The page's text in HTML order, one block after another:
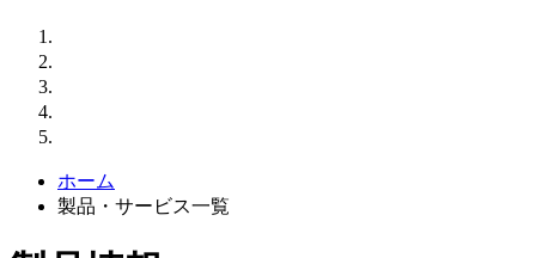
ホーム
製品・サービス一覧